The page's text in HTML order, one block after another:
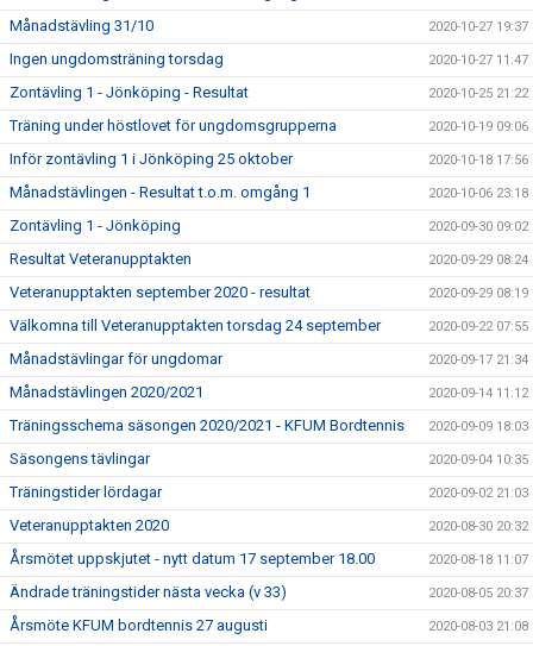
Månadstävling 31/10 2020-10-27 19:37
Ingen ungdomsträning torsdag 2020-10-27 11:47
Zontävling 1 - Jönköping - Resultat 2020-10-25 21:22
Träning under höstlovet för ungdomsgrupperna 2020-10-19 09:06
Inför zontävling 1 i Jönköping 25 oktober 2020-10-18 17:56
Månadstävlingen - Resultat t.o.m. omgång 1 2020-10-06 23:18
Zontävling 1 - Jönköping 2020-09-30 09:02
Resultat Veteranupptakten 2020-09-29 08:24
Veteranupptakten september 2020 - resultat 2020-09-29 08:19
Välkomna till Veteranupptakten torsdag 24 september 2020-09-22 07:55
Månadstävlingar för ungdomar 2020-09-17 21:34
Månadstävlingen 2020/2021 2020-09-14 11:12
Träningsschema säsongen 2020/2021 - KFUM Bordtennis 2020-09-09 18:03
Säsongens tävlingar 2020-09-04 10:35
Träningstider lördagar 2020-09-02 21:03
Veteranupptakten 2020 2020-08-30 20:32
Årsmötet uppskjutet - nytt datum 17 september 18.00 2020-08-18 11:07
Ändrade träningstider nästa vecka (v 33) 2020-08-05 20:37
Årsmöte KFUM bordtennis 27 augusti 2020-08-03 21:08